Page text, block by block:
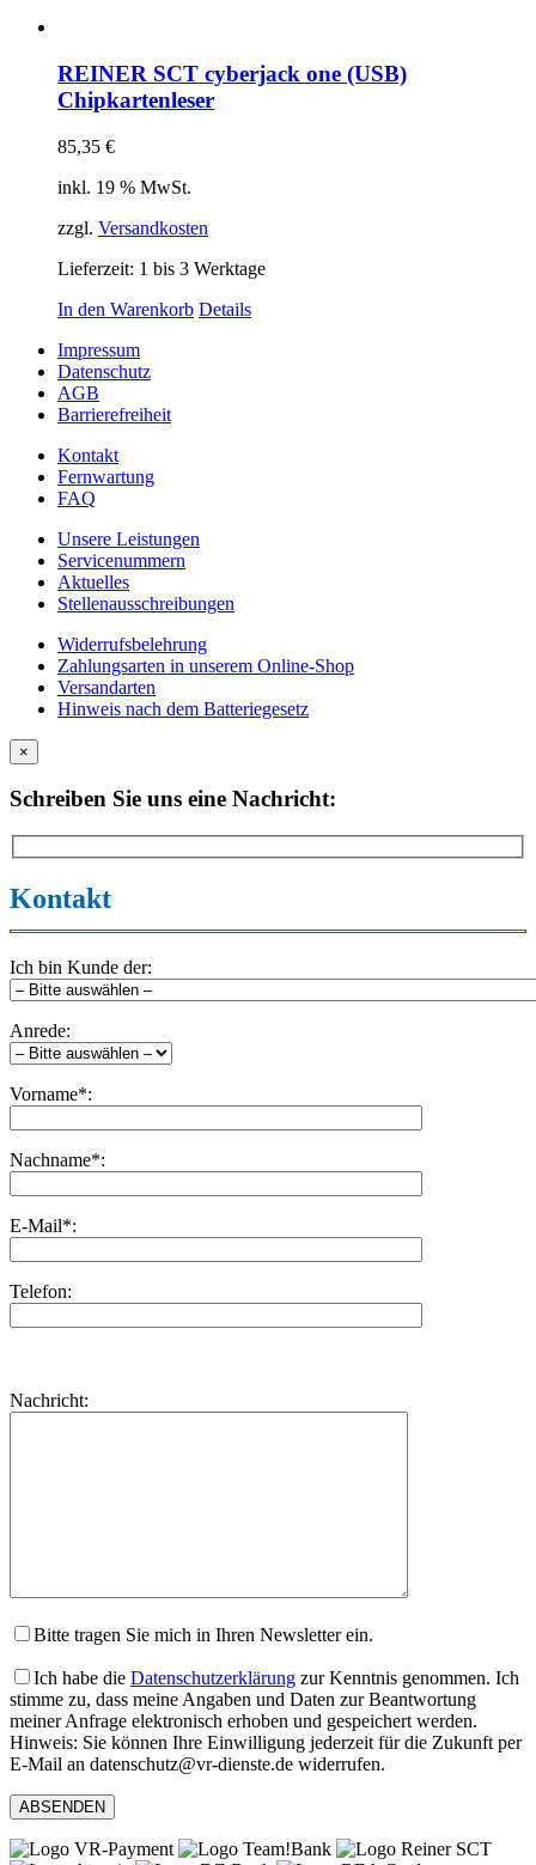
REINER SCT cyberjack one (USB)
Chipkartenleser
85,35 €
inkl. 19 % MwSt.
zzgl. Versandkosten
Lieferzeit: 1 bis 3 Werktage
In den Warenkorb Details
Impressum
Datenschutz
AGB
Barrierefreiheit
Kontakt
Fernwartung
FAQ
Unsere Leistungen
Servicenummern
Aktuelles
Stellenausschreibungen
Widerrufsbelehrung
Zahlungsarten in unserem Online-Shop
Versandarten
Hinweis nach dem Batteriegesetz
×
Schreiben Sie uns eine Nachricht:
Kontakt
Ich bin Kunde der:
Anrede:
Vorname*:
Nachname*:
E-Mail*:
Telefon:
dieses
lasse
Nachricht:
Bitte tragen Sie mich in Ihren Newsletter ein.
Ich habe die Datenschutzerklärung zur Kenntnis genommen. Ich
stimme zu, dass meine Angaben und Daten zur Beantwortung
meiner Anfrage elektronisch erhoben und gespeichert werden.
Hinweis: Sie können Ihre Einwilligung jederzeit für die Zukunft per
E-Mail an datenschutz@vr-dienste.de widerrufen.